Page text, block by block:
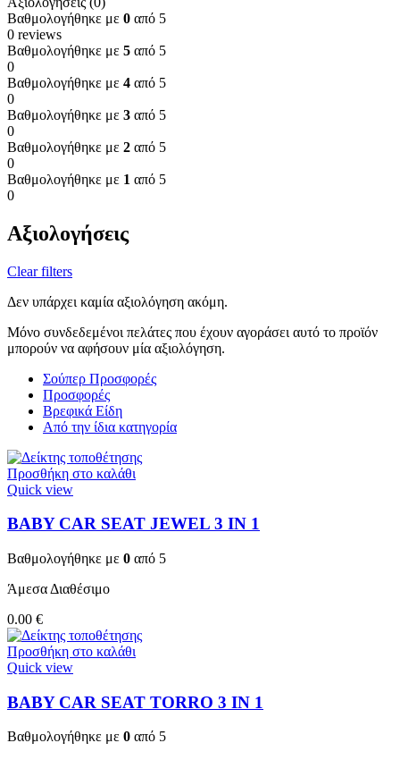
Βαθμολογήθηκε με 0 από 5
0 reviews
Βαθμολογήθηκε με 5 από 5
0
Βαθμολογήθηκε με 4 από 5
0
Βαθμολογήθηκε με 3 από 5
0
Βαθμολογήθηκε με 2 από 5
0
Βαθμολογήθηκε με 1 από 5
0
Αξιολογήσεις
Clear filters
Δεν υπάρχει καμία αξιολόγηση ακόμη.
Μόνο συνδεδεμένοι πελάτες που έχουν αγοράσει αυτό το προϊόν
μπορούν να αφήσουν μία αξιολόγηση.
Σούπερ Προσφορές
Προσφορές
Βρεφικά Είδη
Από την ίδια κατηγορία
Προσθήκη στο καλάθι
Quick view
BABY CAR SEAT JEWEL 3 ΙΝ 1
Βαθμολογήθηκε με 0 από 5
Άμεσα Διαθέσιμο
0.00 €
Προσθήκη στο καλάθι
Quick view
BABY CAR SEAT TORRO 3 ΙΝ 1
Βαθμολογήθηκε με 0 από 5